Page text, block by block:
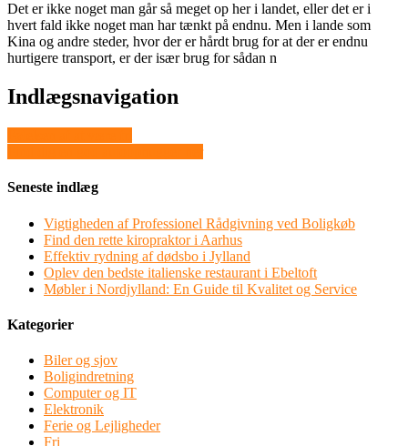
Det er ikke noget man går så meget op her i landet, eller det er i
hvert fald ikke noget man har tænkt på endnu. Men i lande som
Kina og andre steder, hvor der er hårdt brug for at der er endnu
hurtigere transport, er der især brug for sådan n
Indlægsnavigation
Seneste indlæg
Vigtigheden af Professionel Rådgivning ved Boligkøb
Find den rette kiropraktor i Aarhus
Effektiv rydning af dødsbo i Jylland
Oplev den bedste italienske restaurant i Ebeltoft
Møbler i Nordjylland: En Guide til Kvalitet og Service
Kategorier
Biler og sjov
Boligindretning
Computer og IT
Elektronik
Ferie og Lejligheder
Fri